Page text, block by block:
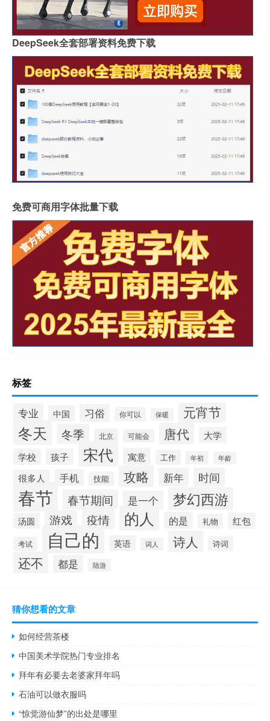
DeepSeek全套部署资料免费下载
免费可商用字体批量下载
标签
专业 中国 习俗 你可以 保暖 元宵节
冬天 冬季 北京 可能会 唐代
大学
学校
孩子 宋代 寓意 工作 年初 年龄
很多人 手机 技能 攻略 新年 时间
春节 春节期间 是一个 梦幻西游
汤圆 游戏 疫情 的人 的是 礼物 红包
考试 自己的 英语 词人 诗人 诗词
还不 都是 陆游
猜你想看的文章
如何经营茶楼
中国美术学院热门专业排名
拜年有必要去老婆家拜年吗
石油可以做衣服吗
“惊觉游仙梦”的出处是哪里